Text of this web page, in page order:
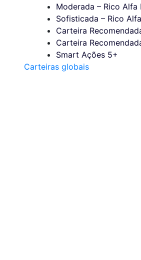
Moderada – Rico Alfa
Sofisticada – Rico
Carteira
Carteira
Smart Ações 5+
Carteiras globais